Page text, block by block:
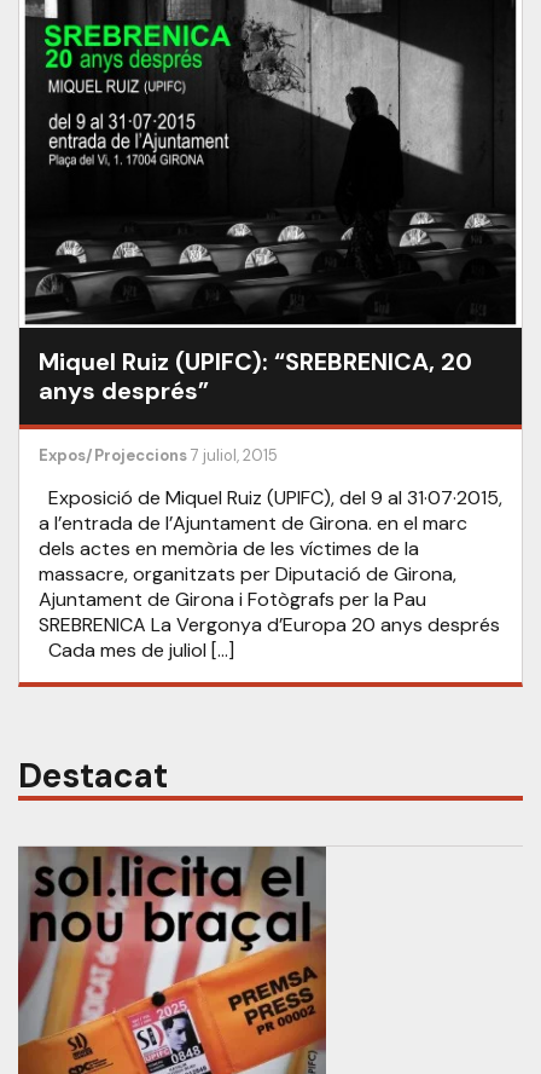
Miquel Ruiz (UPIFC): “SREBRENICA, 20
anys després”
Expos/Projeccions7 juliol, 2015
Exposició de Miquel Ruiz (UPIFC), del 9 al 31·07·2015,
a l’entrada de l’Ajuntament de Girona. en el marc
dels actes en memòria de les víctimes de la
massacre, organitzats per Diputació de Girona,
Ajuntament de Girona i Fotògrafs per la Pau
SREBRENICA La Vergonya d’Europa 20 anys després
Cada mes de juliol […]
Destacat